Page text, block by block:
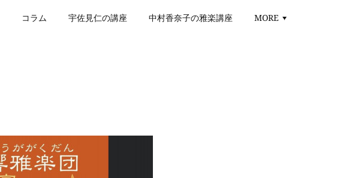
コラム 宇佐見仁の講座 中村香奈子の雅楽講座 MORE